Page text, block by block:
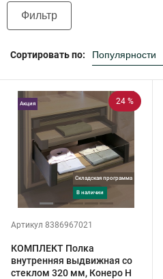
Фильтр
Сортировать по:
24 %
Складская программа
в наличии
Акция
Артикул 8386967021
КОМПЛЕКТ Полка
внутренняя выдвижная со
стеклом 320 мм, Конеро H